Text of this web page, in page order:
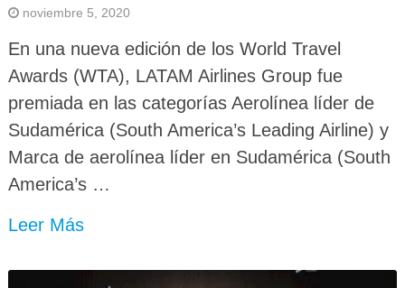
noviembre 5, 2020
En una nueva edición de los World Travel
Awards (WTA), LATAM Airlines Group fue
premiada en las categorías Aerolínea líder de
Sudamérica (South America’s Leading Airline) y
Marca de aerolínea líder en Sudamérica (South
America’s …
Leer Más